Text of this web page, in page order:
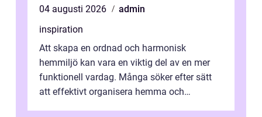
04 augusti 2026
admin
inspiration
Att skapa en ordnad och harmonisk
hemmiljö kan vara en viktig del av en mer
funktionell vardag. Många söker efter sätt
att effektivt organisera hemma och